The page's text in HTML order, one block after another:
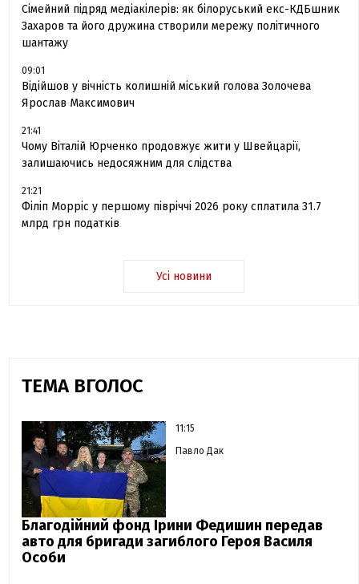
Сімейний підряд медіакілерів: як білоруський екс-КДБшник
Захаров та його дружина створили мережу політичного
шантажу
09:01
Відійшов у вічність колишній міський голова Золочева
Ярослав Максимович
21:41
Чому Віталій Юрченко продовжує жити у Швейцарії,
залишаючись недосяжним для слідства
21:21
Філіп Морріс у першому півріччі 2026 року сплатила 31.7
млрд грн податків
Усі новини
ТЕМА ВГОЛОС
11:15
Павло Дак
Благодійний фонд Ірини Федишин передав
авто для бригади загиблого Героя Василя
Особи